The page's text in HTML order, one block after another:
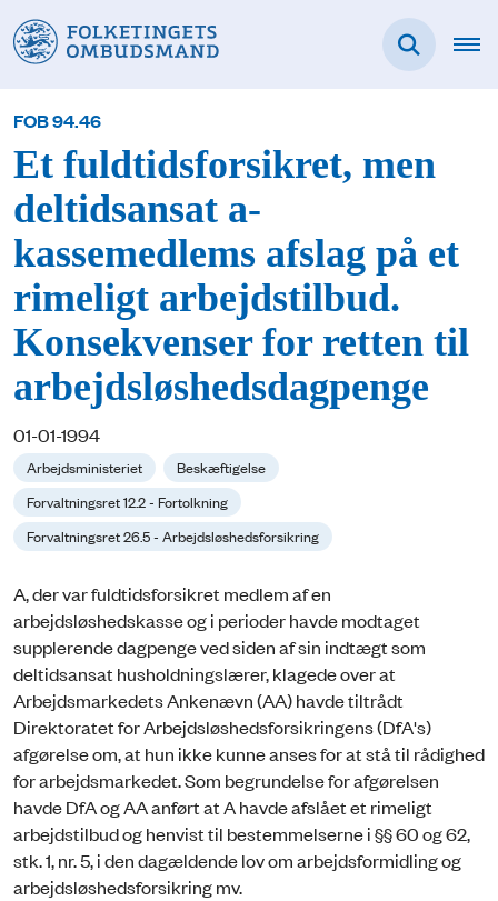
FOB 94.46
Et fuldtidsforsikret, men
deltidsansat a-
kassemedlems afslag på et
rimeligt arbejdstilbud.
Konsekvenser for retten til
arbejdsløshedsdagpenge
01-01-1994
Arbejdsministeriet
Beskæftigelse
Forvaltningsret 12.2 - Fortolkning
Forvaltningsret 26.5 - Arbejdsløshedsforsikring
A, der var fuldtidsforsikret medlem af en
arbejdsløshedskasse og i perioder havde modtaget
supplerende dagpenge ved siden af sin indtægt som
deltidsansat husholdningslærer, klagede over at
Arbejdsmarkedets Ankenævn (AA) havde tiltrådt
Direktoratet for Arbejdsløshedsforsikringens (DfA's)
afgørelse om, at hun ikke kunne anses for at stå til rådighed
for arbejdsmarkedet. Som begrundelse for afgørelsen
havde DfA og AA anført at A havde afslået et rimeligt
arbejdstilbud og henvist til bestemmelserne i §§ 60 og 62,
stk. 1, nr. 5, i den dagældende lov om arbejdsformidling og
arbejdsløshedsforsikring mv.